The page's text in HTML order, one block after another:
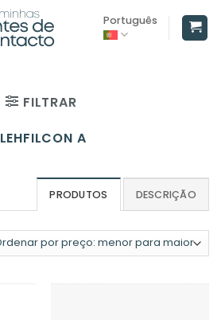
Português
FILTRAR
LEHFILCON A
PRODUTOS DESCRIÇÃO